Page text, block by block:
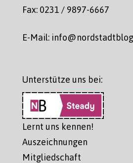
Fax: 0231 / 9897-6667
E-Mail:
Unterstütze uns bei:
Lernt uns kennen!
Auszeichnungen
Mitgliedschaft